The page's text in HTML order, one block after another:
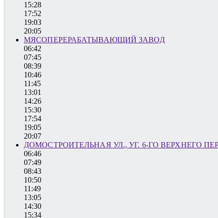
15:28
17:52
19:03
20:05
МЯСОПЕРЕРАБАТЫВАЮЩИЙ ЗАВОД
06:42
07:45
08:39
10:46
11:45
13:01
14:26
15:30
17:54
19:05
20:07
ДОМОСТРОИТЕЛЬНАЯ УЛ., УГ. 6-ГО ВЕРХНЕГО
06:46
07:49
08:43
10:50
11:49
13:05
14:30
15:34